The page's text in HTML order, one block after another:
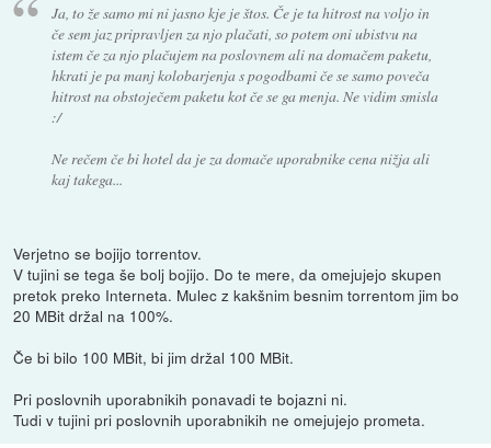
Ja, to že samo mi ni jasno kje je štos. Če je ta hitrost na voljo in
če sem jaz pripravljen za njo plačati, so potem oni ubistvu na
istem če za njo plačujem na poslovnem ali na domačem paketu,
hkrati je pa manj kolobarjenja s pogodbami če se samo poveča
hitrost na obstoječem paketu kot če se ga menja. Ne vidim smisla
:/
Ne rečem če bi hotel da je za domače uporabnike cena nižja ali
kaj takega...
Verjetno se bojijo torrentov.
V tujini se tega še bolj bojijo. Do te mere, da omejujejo skupen
pretok preko Interneta. Mulec z kakšnim besnim torrentom jim bo
20 MBit držal na 100%.
Če bi bilo 100 MBit, bi jim držal 100 MBit.
Pri poslovnih uporabnikih ponavadi te bojazni ni.
Tudi v tujini pri poslovnih uporabnikih ne omejujejo prometa.